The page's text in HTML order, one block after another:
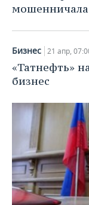
Бизнес 21 апр,
«Татнефть»
бизнес